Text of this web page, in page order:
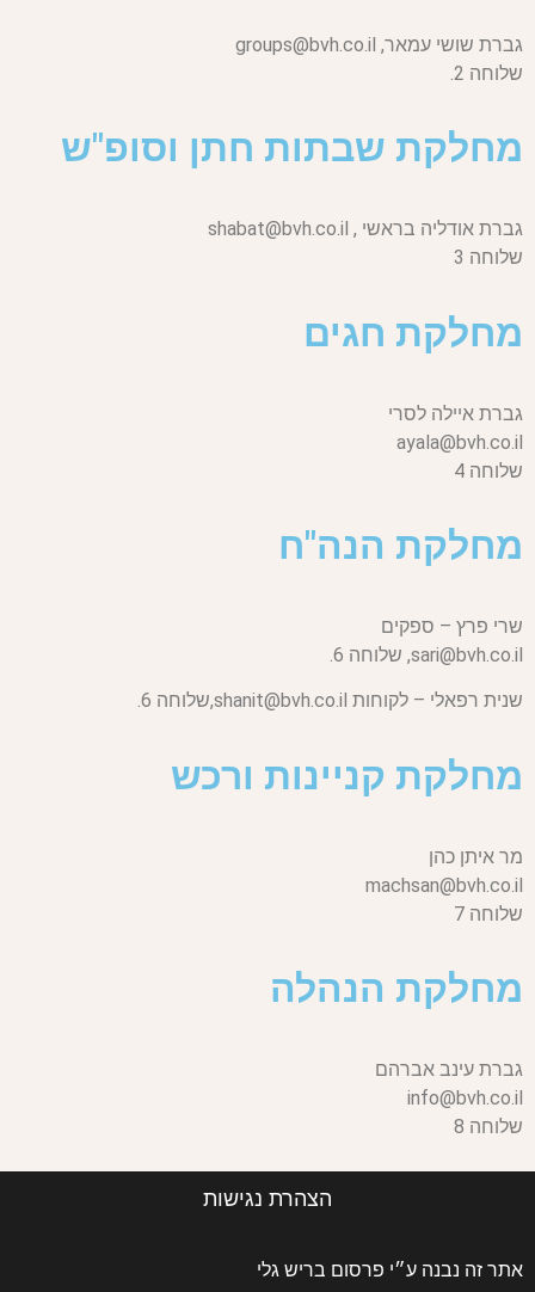
גברת שושי עמאר, groups@bvh.co.il
שלוחה 2.
מחלקת שבתות חתן וסופ"ש
גברת אודליה בראשי , shabat@bvh.co.il
שלוחה 3
מחלקת חגים
גברת איילה לסרי
ayala@bvh.co.il
שלוחה 4
מחלקת הנה"ח
שרי פרץ – ספקים
sari@bvh.co.il, שלוחה 6.
שנית רפאלי – לקוחות shanit@bvh.co.il, שלוחה 6.
מחלקת קניינות ורכש
מר איתן כהן
machsan@bvh.co.il
שלוחה 7
מחלקת הנהלה
גברת עינב אברהם
info@bvh.co.il
שלוחה 8
הצהרת נגישות
אתר זה נבנה ע״י פרסום בריש גלי